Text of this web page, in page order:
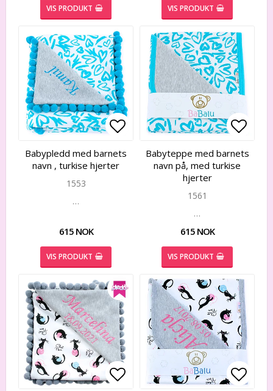
VIS PRODUKT VIS PRODUKT
Add to list of favorites
Add to list of favorites
Babypledd med barnets
navn , turkise hjerter
1553
…
615 NOK
VIS PRODUKT
Add
Add
Babyteppe med barnets
navn på, med turkise
hjerter
1561
…
615 NOK
VIS PRODUKT